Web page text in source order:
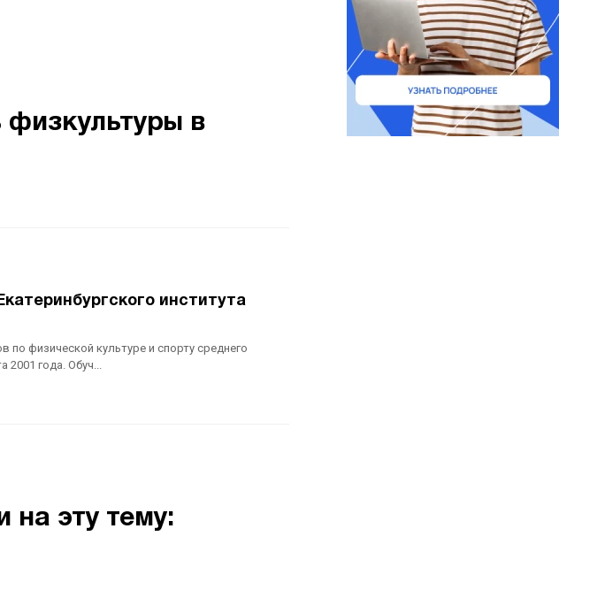
физкультуры в
института
по физической культуре и спорту среднего
2001 года. Обуч...
на эту тему: